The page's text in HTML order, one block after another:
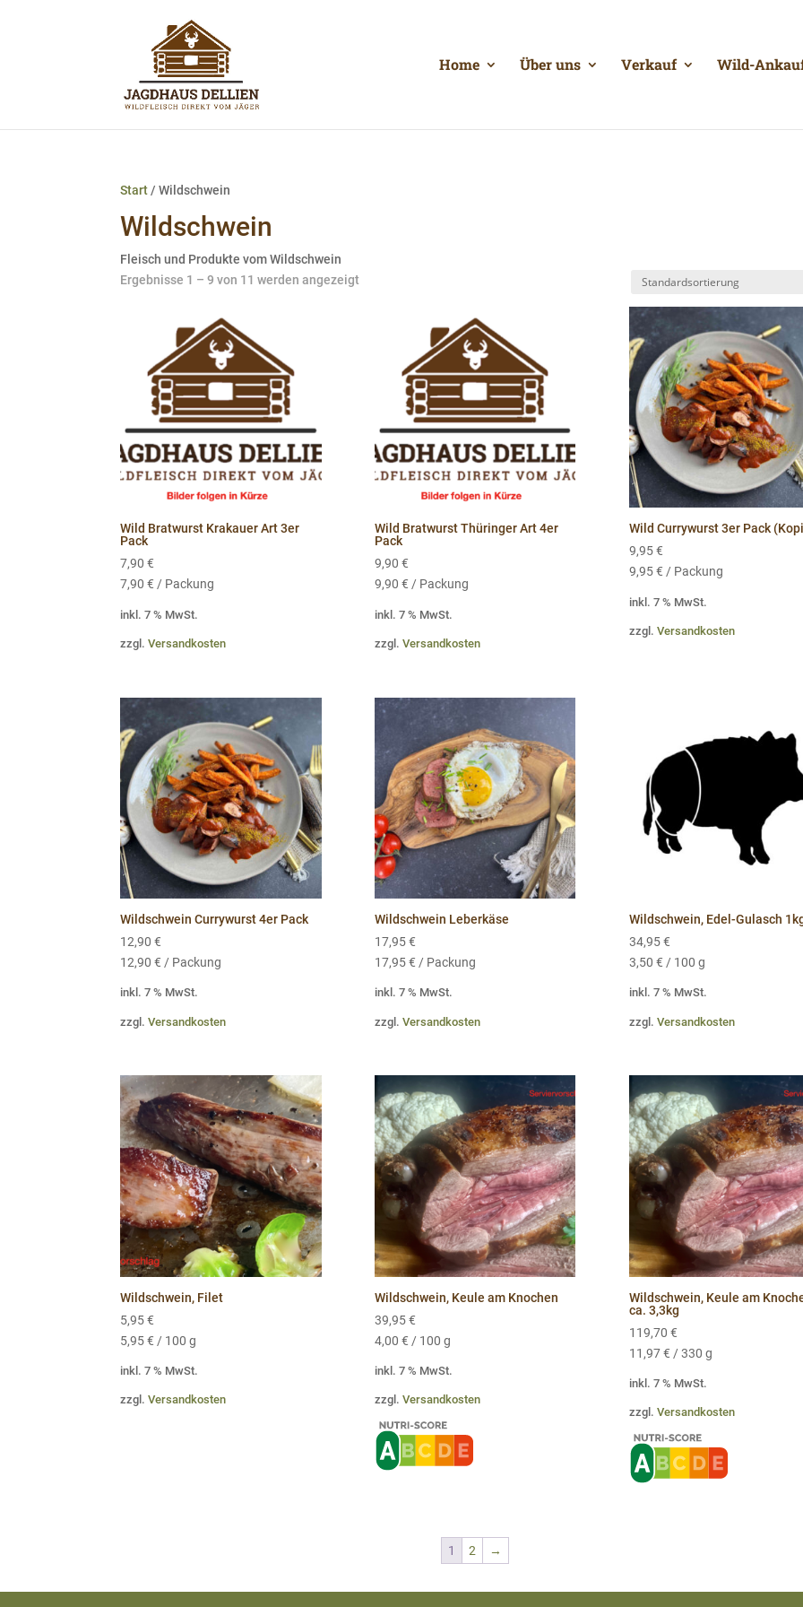
Home Über uns Verkauf Wild-
Start / Wildschwein
Wildschwein
Fleisch und Produkte vom Wildschwein
Ergebnisse 1 – 9 von 11 werden angezeigt
Wild Bratwurst Krakauer Art 3er
Pack
7,90€
7,90€ / Packung
inkl. 7 % MwSt.
zzgl.Versandkosten
Wild Bratwurst Thüringer Art 4er
Pack
9,90 €
9,90 € / Packung
inkl. 7 % MwSt.
zzgl. Versandkosten
Wild Currywurst 3er Pack
9,95€
9,95€ / Packung
inkl. 7 % MwSt.
zzgl. Versandkosten
Wildschwein Currywurst 4er Pack
12,90€
12,90€ / Packung
inkl. 7 % MwSt.
zzgl.Versandkosten
Wildschwein Leberkäse
17,95€
17,95€ / Packung
inkl. 7 % MwSt.
zzgl. Versandkosten
Wildschwein, Edel-Gulasch
34,95€
3,50 € / 100 g
inkl. 7 % MwSt.
zzgl. Versandkosten
Wildschwein, Filet
5,95€
5,95€ / 100 g
inkl. 7 % MwSt.
zzgl.Versandkosten
Wildschwein, Keule am Knochen
39,95€
4,00 € / 100 g
inkl. 7 % MwSt.
zzgl. Versandkosten
Wildschwein, Keule am
ca. 3,3kg
119,70 €
11,97€ /330 g
inkl. 7 % MwSt.
zzgl. Versandkosten
1 2 →